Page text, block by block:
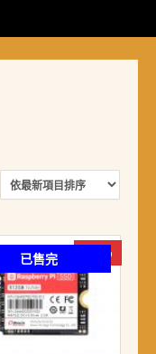
已售完 -29%